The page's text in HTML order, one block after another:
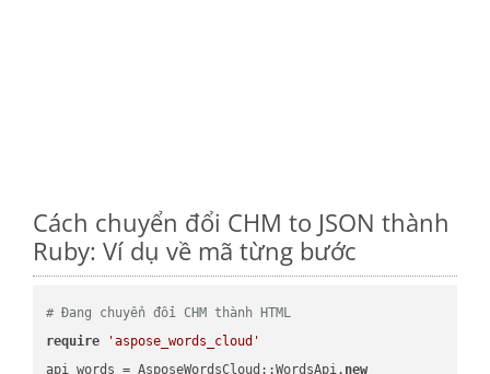
Cách chuyển đổi CHM to JSON thành
Ruby: Ví dụ về mã từng bước
# Đang chuyển đổi CHM thành HTML
require
'aspose_words_cloud'
api_words = AsposeWordsCloud::WordsApi. new